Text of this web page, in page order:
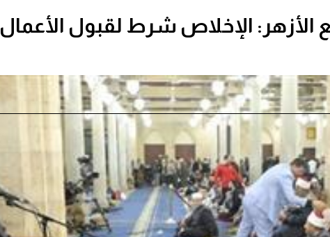
الأزهر: الإخلاص شرط لقبول الأعمال